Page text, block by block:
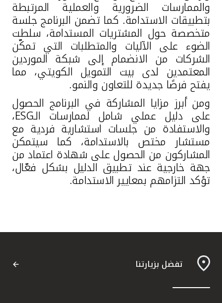
والممارسات الضرورية والعملية المرتبطة
بتطبيقات الاستدامة. كما تضمن البرنامج جلسة
متخصصة حول المشتريات المستدامة، سلطت
الضوء على الآليات والمتطلبات التي تمكّن
الشركات من الانضمام إلى شبكة الموردين
المعتمدين لدى بيت التمويل الكويتي، مما
يفتح فرصًا جديدة للتعاون والنمو.
ومن أبرز مزايا المشاركة في البرنامج الحصول
على دليل عملي شامل لممارسات الـESG،
والاستفادة من جلسات استشارية فردية مع
مستشار مختص بالاستدامة، كما سيتمكن
المشاركون من الحصول على شهادة اعتماد من
جهة خارجية عند تطبيق الدليل بشكل فعّال،
تؤكد التزامهم بمعايير الاستدامة.
تفضل بزيارتنا